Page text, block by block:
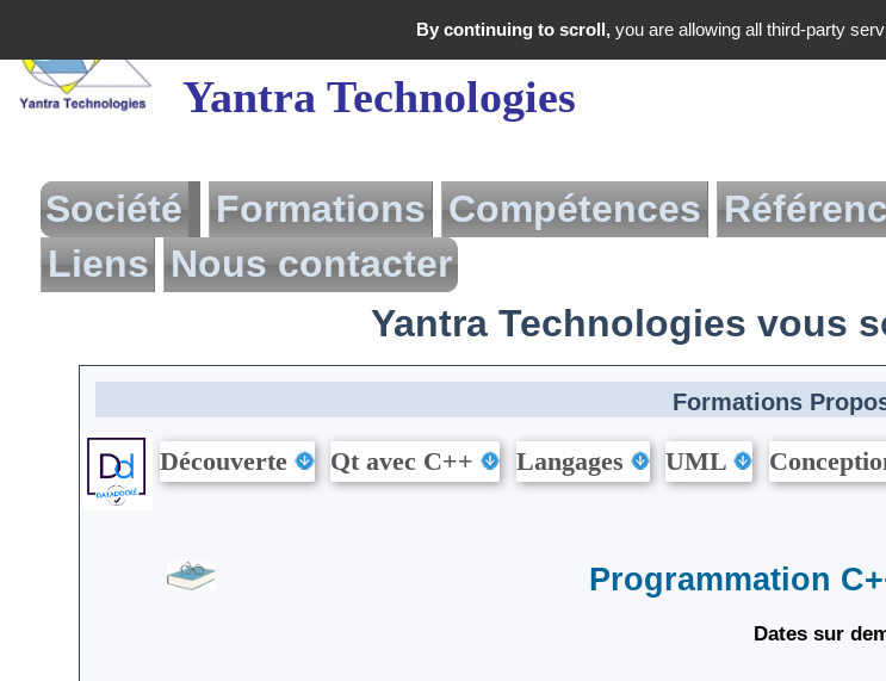
Yantra Technologies
Société
Yantra
Prestations
Besoin d'aide?
Interventions
Actualités
Formations
Présentation
Formation Action
Formations
Formations
Proposées
Tarif des formations
Compétences
Liens
Informatiques
Divers
Nous contacter
Yantra Technologies vous
Formations
Découverte Qt avec C++ Langages UML
Programmation
Dates sur
By continuing to scroll, you are allowing all third-party